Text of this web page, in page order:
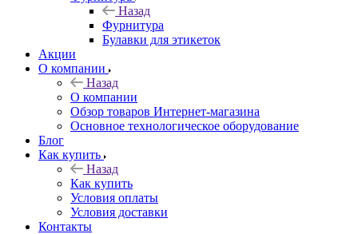
Назад
Фурнитура
Булавки для этикеток
Акции
О компании
Назад
О компании
Обзор товаров Интернет-магазина
Основное технологическое оборудование
Блог
Как купить
Назад
Как купить
Условия оплаты
Условия доставки
Контакты